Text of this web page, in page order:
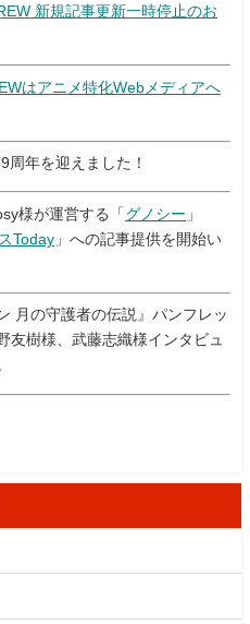
新規記事更新一時停止のお
はアニメ特化Webメディアへ
周年を迎えました！
様が運営する「 グノシー 」
Today 」への記事提供を開始い
月の守護者の伝説』パンフレッ
友樹様、武藤志織様インタビュ